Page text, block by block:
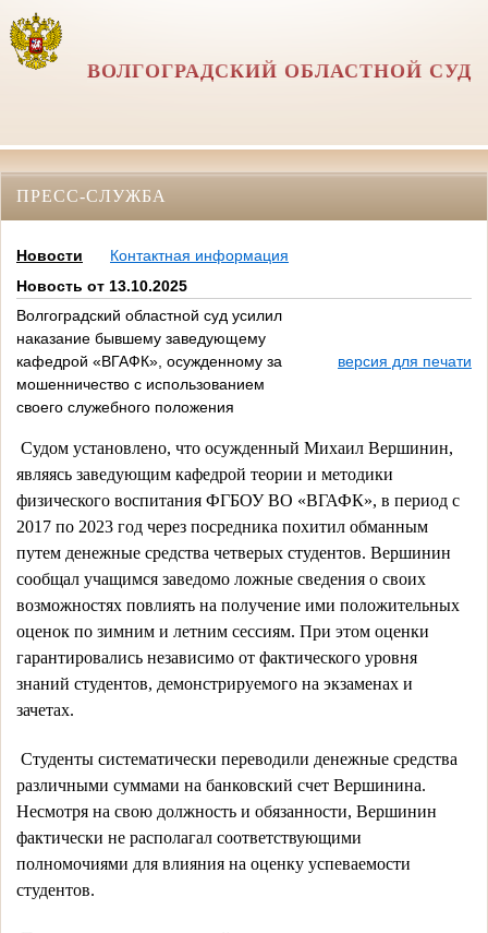
ВОЛГОГРАДСКИЙ ОБЛАСТНОЙ СУД
ПРЕСС-СЛУЖБА
Новости
Контактная информация
Новость от 13.10.2025
Волгоградский областной суд усилил
наказание бывшему заведующему
кафедрой «ВГАФК», осужденному за
мошенничество с использованием
своего служебного положения
версия для печати
являясь заведующим кафедрой теории и методики
физического воспитания ФГБОУ ВО «ВГАФК», в период с
2017 по 2023 год через посредника похитил обманным
путем денежные средства четверых студентов. Вершинин
сообщал учащимся заведомо ложные сведения о своих
возможностях повлиять на получение ими положительных
оценок по зимним и летним сессиям. При этом оценки
гарантировались независимо от фактического уровня
знаний студентов, демонстрируемого на экзаменах и
зачетах.
различными суммами на банковский счет Вершинина.
Несмотря на свою должность и обязанности, Вершинин
фактически не располагал соответствующими
полномочиями для влияния на оценку успеваемости
студентов.